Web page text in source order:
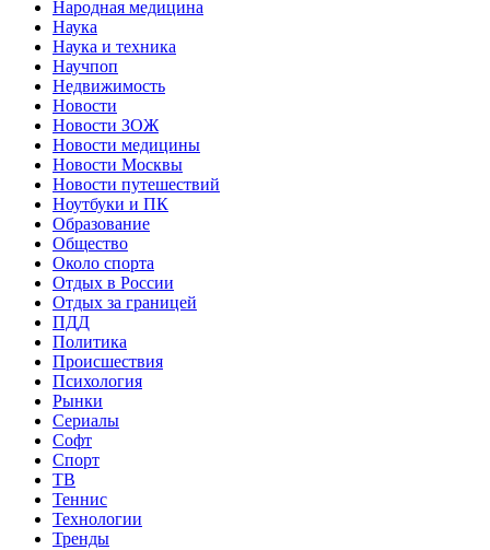
Народная медицина
Наука
Наука и техника
Научпоп
Недвижимость
Новости
Новости ЗОЖ
Новости медицины
Новости Москвы
Новости путешествий
Ноутбуки и ПК
Образование
Общество
Около спорта
Отдых в России
Отдых за границей
ПДД
Политика
Происшествия
Психология
Рынки
Сериалы
Софт
Спорт
ТВ
Теннис
Технологии
Тренды